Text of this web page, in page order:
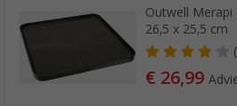
Outwell Merapi
26,5 x 25,5 cm
€ 26,99